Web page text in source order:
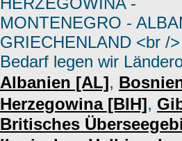
MONTENEGRO -
GRIECHENLAND <br /
Bedarf legen wir
Albanien [AL],
Herzegowina [BIH],
Britisches